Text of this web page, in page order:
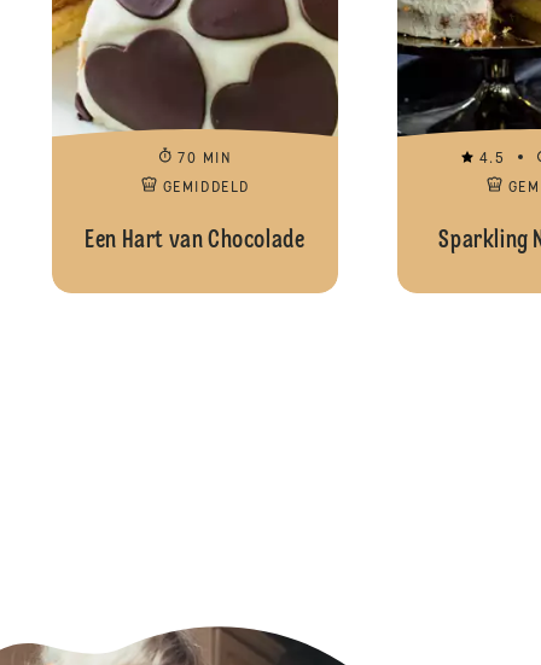
70 MIN
GEMIDDELD
Een Hart van Chocolade
4.5
Sparkling